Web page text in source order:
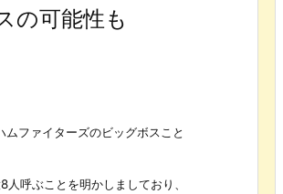
の可能性も
ファイターズのビッグボスこと
呼ぶことを明かしましており、